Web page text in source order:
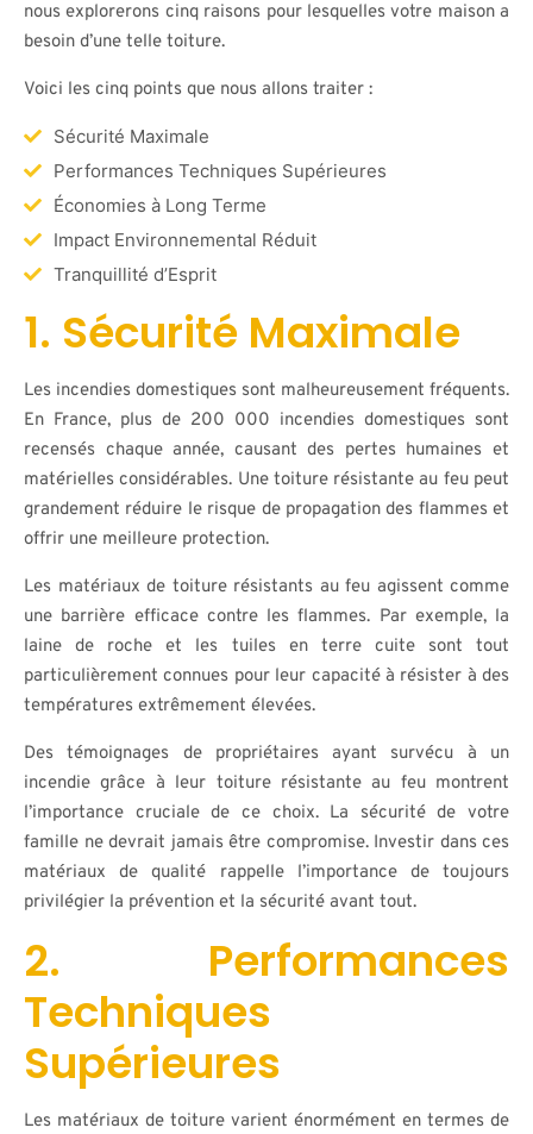
nous explorerons cinq raisons pour lesquelles votre maison a
besoin d’une telle toiture.
Voici les cinq points que nous allons traiter :
Sécurité Maximale
Performances Techniques Supérieures
Économies à Long Terme
Impact Environnemental Réduit
Tranquillité d’Esprit
1. Sécurité Maximale
Les incendies domestiques sont malheureusement fréquents.
En France, plus de 200 000 incendies domestiques sont
recensés chaque année, causant des pertes humaines et
matérielles considérables. Une toiture résistante au feu peut
grandement réduire le risque de propagation des flammes et
offrir une meilleure protection.
Les matériaux de toiture résistants au feu agissent comme
une barrière efficace contre les flammes. Par exemple, la
laine de roche et les tuiles en terre cuite sont tout
particulièrement connues pour leur capacité à résister à des
températures extrêmement élevées.
Des témoignages de propriétaires ayant survécu à un
incendie grâce à leur toiture résistante au feu montrent
l’importance cruciale de ce choix. La sécurité de votre
famille ne devrait jamais être compromise. Investir dans ces
matériaux de qualité rappelle l’importance de toujours
privilégier la prévention et la sécurité avant tout.
2. Performances
Techniques
Supérieures
Les matériaux de toiture varient énormément en termes de